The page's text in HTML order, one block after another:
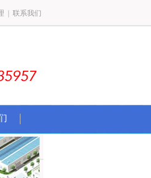
联系我们